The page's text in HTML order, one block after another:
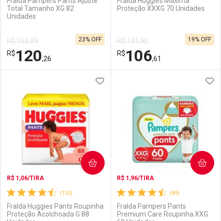
Comprar sem Desconto
Por R$ 92,90/cada
Comprar sem Desconto
Por R$ 92,90/cada
Comprar sem Desconto
Por R$ 118,54/cada
Comprar sem Desconto
Por R$ 118,54/cada
Total Tamanho XG 82
Unidades
R$ 155,99
R$120,26
23% OFF
Laboratório
Por Menos
Proteção XXXG 70 Unidades
R$ 131,90
R$106,61
19% OFF
Laboratório
Por Menos
(155)
R$ 1,06/TIRA
Fralda Huggies Pants Roupinha
Proteção Acolchoada G 88
ADICIONAR AOS FAVORITOS
COMPRAR
(89)
R$ 1,96/TIRA
Fralda Pampers Pants
Premium Care Roupinha XXG
COMPRAR